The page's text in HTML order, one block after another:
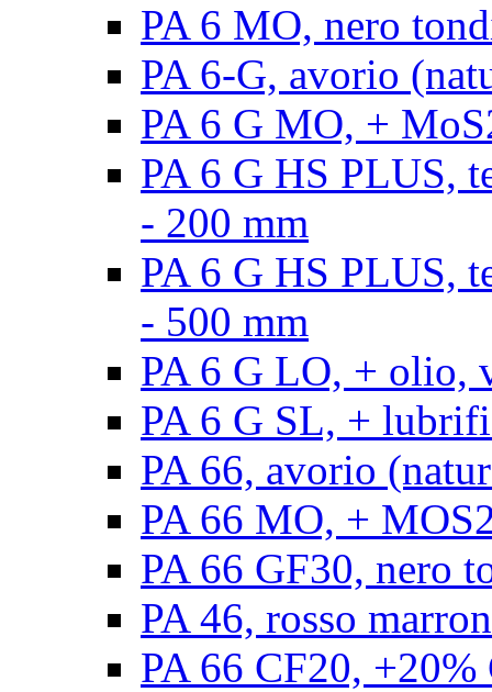
PA 6 MO, nero
PA 6-G, avorio
PA 6 G MO, +
PA 6 G HS PLUS,
- 200 mm
PA 6 G HS PLUS,
- 500 mm
PA 6 G LO, + olio,
PA 6 G SL, +
PA 66, avorio
PA 66 MO, +
PA 66 GF30, nero
PA 46, rosso
PA 66 CF20,